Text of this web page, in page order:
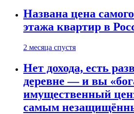
Названа цена
этажа квартир в
2 месяца спустя
Нет дохода, есть
деревне — и вы
имущественный
самым